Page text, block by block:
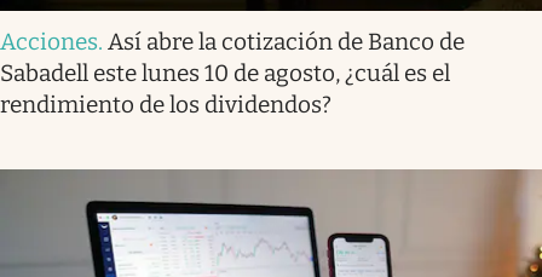
Acciones. Así abre la cotización de Banco de
Sabadell este lunes 10 de agosto, ¿cuál es el
rendimiento de los dividendos?